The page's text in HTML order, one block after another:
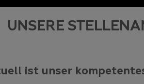
UNSERE
ist unser